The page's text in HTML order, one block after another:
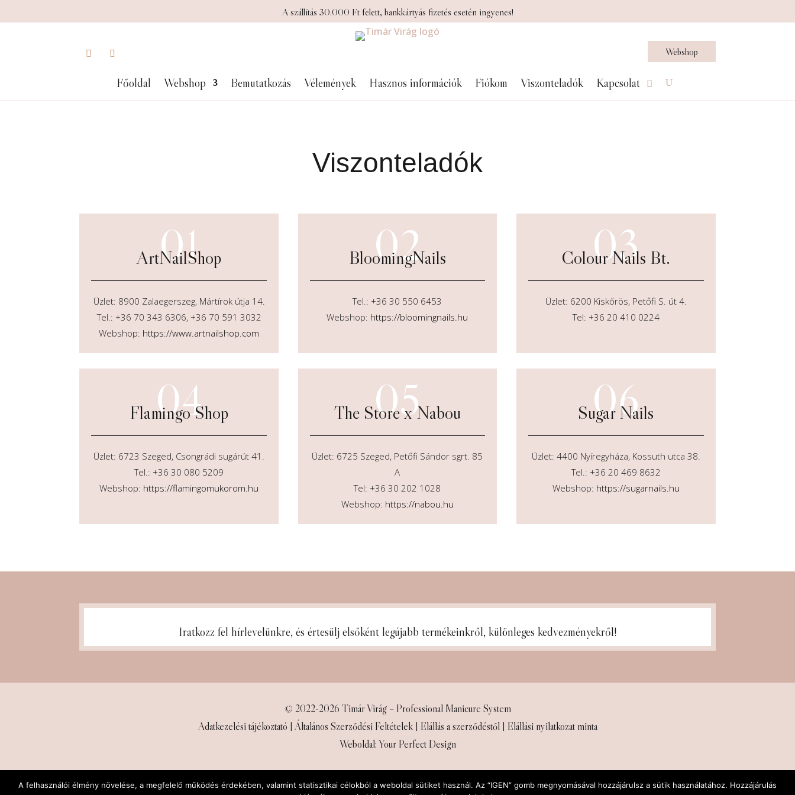
A szállítás 30.000 Ft felett, bankkártyás fizetés esetén ingyenes!
Webshop
Főoldal Webshop Bemutatkozás Vélemények Hasznos információk Fiókom Viszonteladók Kapcsolat
Viszonteladók
01
ArtNailShop
Üzlet: 8900 Zalaegerszeg, Mártírok útja 14.
Tel.: +36 70 343 6306, +36 70 591 3032
Webshop: https://www.artnailshop.com
02
BloomingNails
Tel.: +36 30 550 6453
Webshop: https://bloomingnails.hu
03
Colour Nails Bt.
Üzlet: 6200 Kiskőrös, Petőfi S. út 4.
Tel: +36 20 410 0224
04
Flamingo Shop
Üzlet: 6723 Szeged, Csongrádi sugárút 41.
Tel.: +36 30 080 5209
Webshop: https://flamingomukorom.hu
05
The Store x Nabou
Üzlet: 6725 Szeged, Petőfi Sándor sgrt. 85
A
Tel: +36 30 202 1028
Webshop: https://nabou.hu
06
Sugar Nails
Üzlet: 4400 Nyíregyháza, Kossuth utca 38.
Tel.: +36 20 469 8632
Webshop: https://sugarnails.hu
Iratkozz fel hírlevelünkre, és értesülj elsőként legújabb termékeinkről, különleges kedvezményekről!
© 2022-2026 Timár Virág – Professional Manicure System
Adatkezelési tájékoztató | Általános Szerződési Feltételek| Elállás a szerződéstől| Elállási nyilatkozat minta
Weboldal: Your Perfect Design
A felhasználói élmény növelése, a megfelelő működés érdekében, valamint statisztikai célokból a weboldal sütiket használ. Az “IGEN” gomb megnyomásával hozzájárulsz a sütik használatához. Hozzájárulás